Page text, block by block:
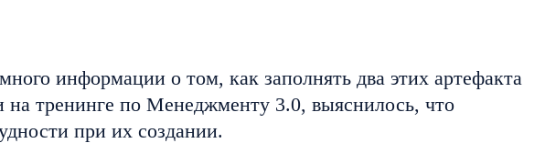
информации о том, как заполнять два этих артефакта
на тренинге по Менеджменту 3.0, выяснилось, что
при их создании.